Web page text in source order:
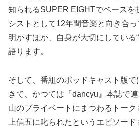
知られるSUPER EIGHTでベースを
シストとして12年間音楽と向き合
明かすほか、自身が大切にしている
語ります。
そして、番組のポッドキャスト版
きで、かつては『dancyu』本誌で
山のプライベートにまつわるトー
上信五に叱られたというエピソード